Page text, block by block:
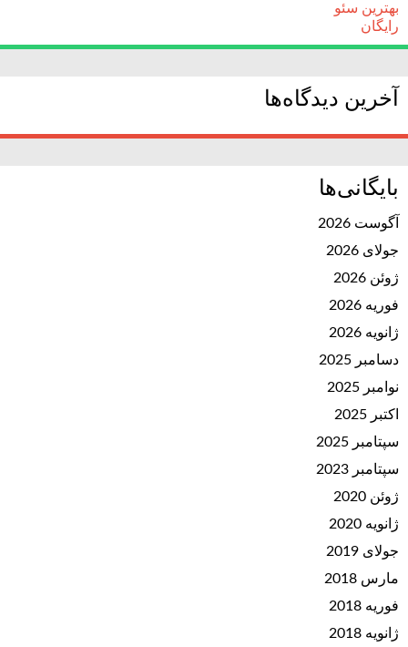
بهترین سئو
رایگان
آخرین دیدگاه‌ها
بایگانی‌ها
آگوست 2026
جولای 2026
ژوئن 2026
فوریه 2026
ژانویه 2026
دسامبر 2025
نوامبر 2025
اکتبر 2025
سپتامبر 2025
سپتامبر 2023
ژوئن 2020
ژانویه 2020
جولای 2019
مارس 2018
فوریه 2018
ژانویه 2018